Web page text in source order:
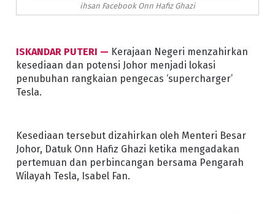
ihsan Facebook Onn Hafiz Ghazi
ISKANDAR PUTERI — Kerajaan Negeri menzahirkan
kesediaan dan potensi Johor menjadi lokasi
penubuhan rangkaian pengecas ‘supercharger’
Tesla.
Kesediaan tersebut dizahirkan oleh Menteri Besar
Johor, Datuk Onn Hafiz Ghazi ketika mengadakan
pertemuan dan perbincangan bersama Pengarah
Wilayah Tesla, Isabel Fan.